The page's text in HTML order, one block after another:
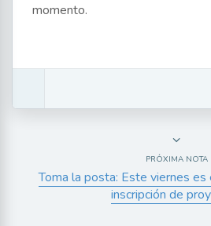
momento.
PRÓXIMA NOTA
Toma la posta: Este viernes es
inscripción de